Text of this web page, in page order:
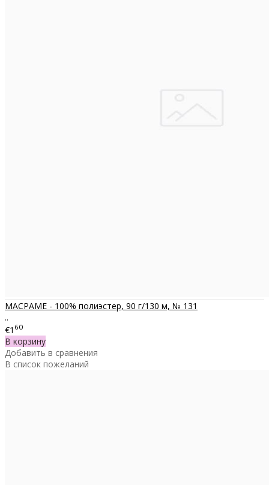
МАСРАМЕ - 100% полиэстер, 90 г/130 м, № 131
..
€1 60
В корзину
Добавить в сравнения
В список пожеланий